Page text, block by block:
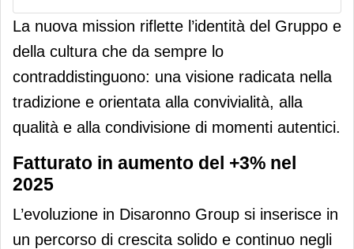
La nuova mission riflette l’identità del Gruppo e
della cultura che da sempre lo
contraddistinguono: una visione radicata nella
tradizione e orientata alla convivialità, alla
qualità e alla condivisione di momenti autentici.
Fatturato in aumento del +3% nel
2025
L’evoluzione in Disaronno Group si inserisce in
un percorso di crescita solido e continuo negli